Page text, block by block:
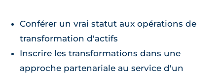
Conférer un vrai statut aux opérations de
transformation d'actifs
Inscrire les transformations dans une
approche partenariale au service d'un